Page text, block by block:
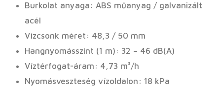
Burkolat anyaga: ABS műanyag / galvanizált
acél
Vízcsonk méret: 48,3 / 50 mm
Hangnyomásszint (1 m): 32 – 46 dB(A)
Víztérfogat-áram: 4,73 m³/h
Nyomásveszteség vízoldalon: 18 kPa